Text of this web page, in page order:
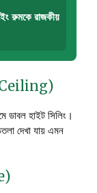
রুমকে রাজকীয়
Ceiling)
ডাবল হাইট সিলিং।
দেখা যায় এমন